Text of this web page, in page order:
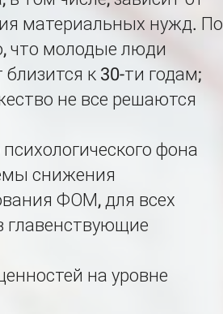
материальных нужд. По
что молодые люди
к 30-ти годам;
не все решаются
фона
снижения
ФОМ, для всех
главенствующие
на уровне